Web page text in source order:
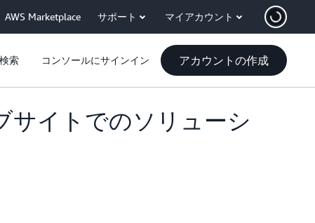
AWS Marketplace サポート マイアカウント
検索 コンソールにサインイン アカウントの作成
サイトでのソリューシ